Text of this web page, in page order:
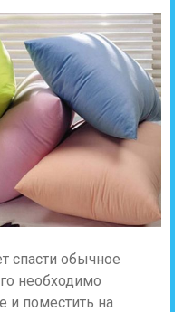
спасти обычное
необходимо
и поместить на